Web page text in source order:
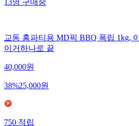
13명구매중
교동 홈파티용 MD픽 BBQ 폭립 1kg,
이거하나로 끝
40,000원
38%25,000원